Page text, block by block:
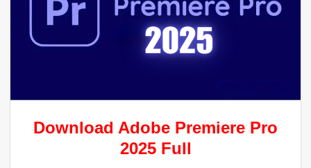
Download Adobe Premiere Pro
2025Full